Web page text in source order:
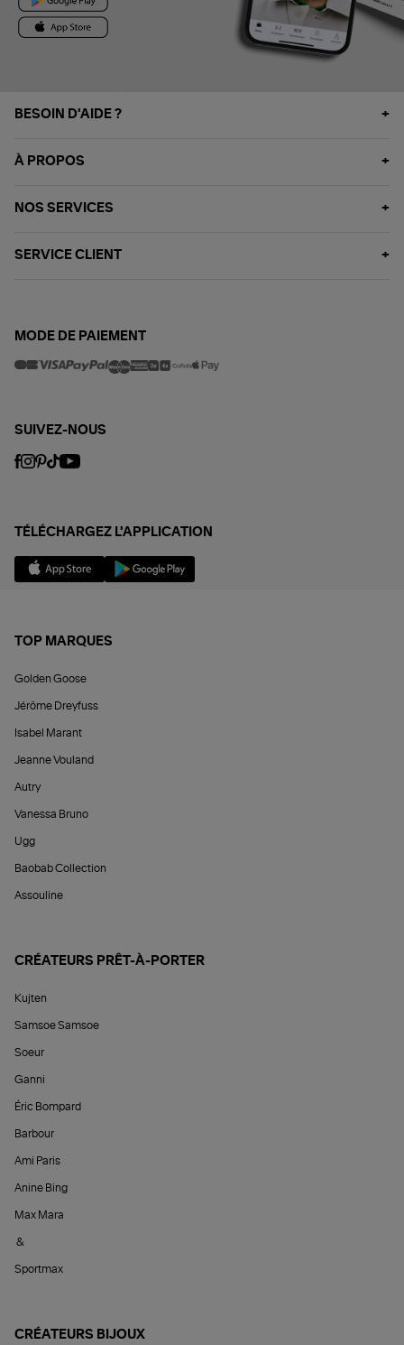
BESOIN D'AIDE ?
À PROPOS
NOS SERVICES
SERVICE CLIENT
MODE DE PAIEMENT
SUIVEZ-NOUS
TÉLÉCHARGEZ L'APPLICATION
TOP MARQUES
Golden Goose
Jérôme Dreyfuss
Isabel Marant
Jeanne Vouland
Autry
Vanessa Bruno
Ugg
Baobab Collection
Assouline
CRÉATEURS PRÊT-À-PORTER
Kujten
Samsoe Samsoe
Soeur
Ganni
Éric Bompard
Barbour
Ami Paris
Anine Bing
Max Mara
&
Sportmax
CRÉATEURS BIJOUX